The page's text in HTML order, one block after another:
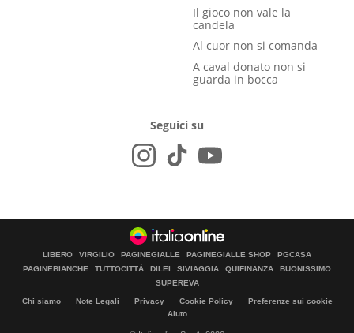
Il gioco non vale la
candela
Al cuor non si comanda
A caval donato non si
guarda in bocca
Seguici su
LIBERO VIRGILIO PAGINEGIALLE PAGINEGIALLE SHOP
PGCASA
PAGINEBIANCHE
TUTTOCITTÀ DILEI SIVIAGGIA QUIFINANZA
BUONISSIMO
SUPEREVA
Chi siamo Note Legali Privacy Cookie Policy
Preferenze sui cookie
Aiuto